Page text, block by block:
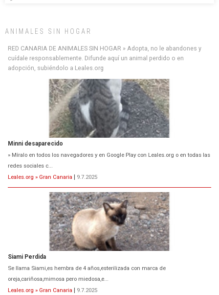
ANIMALES SIN HOGAR
RED CANARIA DE ANIMALES SIN HOGAR » Adopta, no le abandones y
cuídale responsablemente. Difunde aquí un animal perdido o en
adopción, subiéndolo a Leales.org
Minni desaparecido
» Míralo en todos los navegadores y en Google Play con Leales.org o en todas las
redes sociales c...
Leales.org » Gran Canaria
9.7.2025
Siami Perdida
Se llama Siami,es hembra de 4 años,esterilizada con marca de
oreja,cariñosa,mimosa pero miedosa,e...
Leales.org » Gran Canaria
9.7.2025